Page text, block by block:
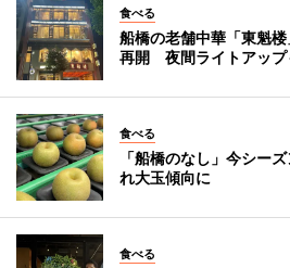
食べる
船橋の老舗中華「東魁
再開 夜間ライトアップ
食べる
「船橋のなし」今シー
れ大玉傾向に
食べる